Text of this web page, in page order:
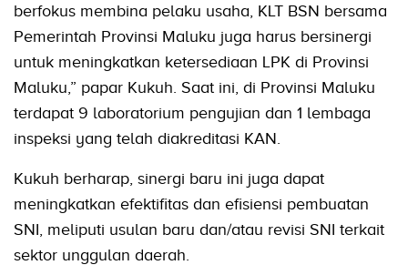
berfokus membina pelaku usaha, KLT BSN bersama
Pemerintah Provinsi Maluku juga harus bersinergi
untuk meningkatkan ketersediaan LPK di Provinsi
Maluku,” papar Kukuh. Saat ini, di Provinsi Maluku
terdapat 9 laboratorium pengujian dan 1 lembaga
inspeksi yang telah diakreditasi KAN.
Kukuh berharap, sinergi baru ini juga dapat
meningkatkan efektifitas dan efisiensi pembuatan
SNI, meliputi usulan baru dan/atau revisi SNI terkait
sektor unggulan daerah.